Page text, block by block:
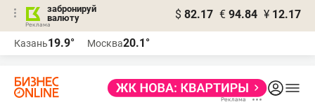
забронируй
валюту
$ 82.17 € 94.84 ¥ 12.17
Казань19.9° Москва20.1°